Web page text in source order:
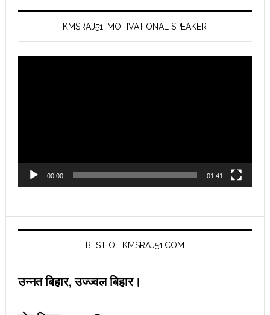
KMSRAJ51: MOTIVATIONAL SPEAKER
00:00 01:41
BEST OF KMSRAJ51.COM
उन्नत बिहार, उज्ज्वल बिहार।